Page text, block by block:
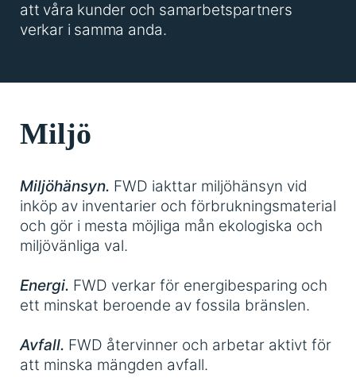
att våra kunder och samarbetspartners
verkar i samma anda.
Miljö
Miljöhänsyn. FWD iakttar miljöhänsyn vid
inköp av inventarier och förbrukningsmaterial
och gör i mesta möjliga mån ekologiska och
miljövänliga val.
Energi. FWD verkar för energibesparing och
ett minskat beroende av fossila bränslen.
Avfall. FWD återvinner och arbetar aktivt för
att minska mängden avfall.